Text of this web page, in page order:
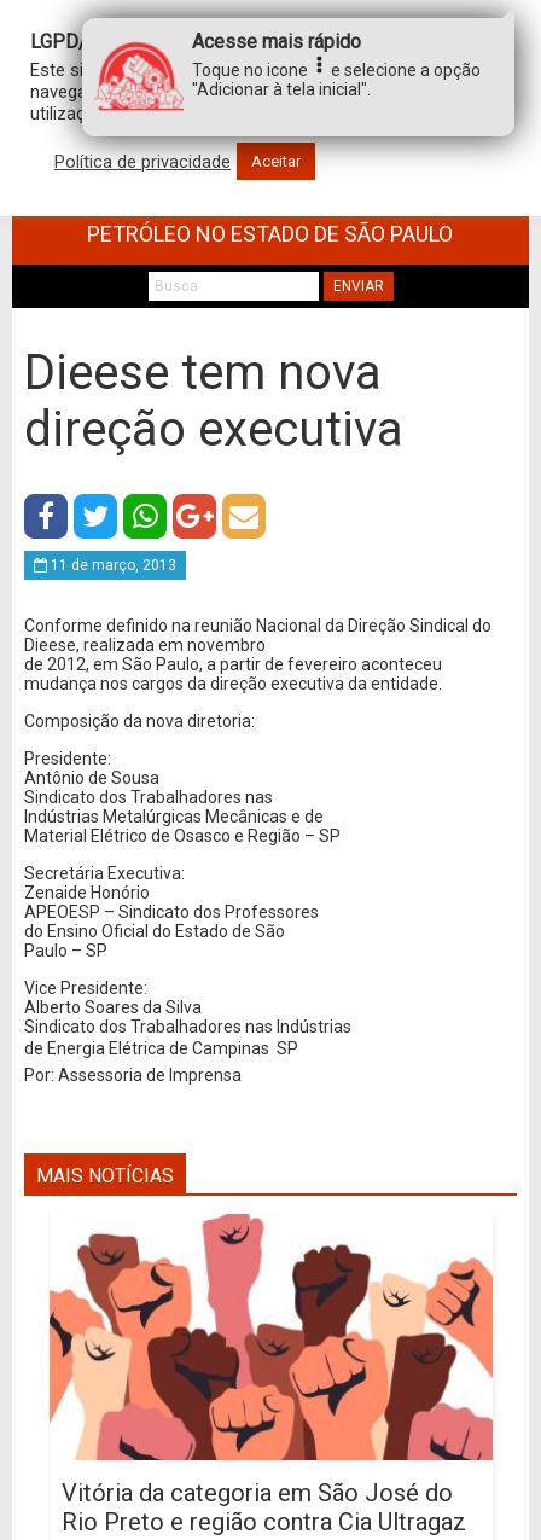
SINDICATO DOS TRABALHADORES NO
PETRÓLEO NO ESTADO DE SÃO PAULO
ENVIAR
Dieese tem nova
direção executiva
11 de março, 2013
Conforme definido na reunião Nacional da Direção Sindical do
Dieese, realizada em novembro
de 2012, em São Paulo, a partir de fevereiro aconteceu
mudança nos cargos da direção executiva da entidade.
Composição da nova diretoria:
Presidente:
Antônio de Sousa
Sindicato dos Trabalhadores nas
Indústrias Metalúrgicas Mecânicas e de
Material Elétrico de Osasco e Região – SP
Secretária Executiva:
Zenaide Honório
APEOESP – Sindicato dos Professores
do Ensino Oficial do Estado de São
Paulo – SP
Vice Presidente:
Alberto Soares da Silva
Sindicato dos Trabalhadores nas Indústrias
de Energia Elétrica de Campinas  SP
Por: Assessoria de Imprensa
MAIS NOTÍCIAS
Vitória da categoria em São José do
Rio Preto e região contra Cia Ultragaz
LGPD/GDPR
Este site usa cookies para personalizar sua experiência de
navegação. Ao clicar em “aceitar”, você concorda com a
utilização de TODOS os cookies.
Política de privacidade Aceitar
Acesse mais rápido
Toque no icone
e selecione a opção
"Adicionar à tela inicial".